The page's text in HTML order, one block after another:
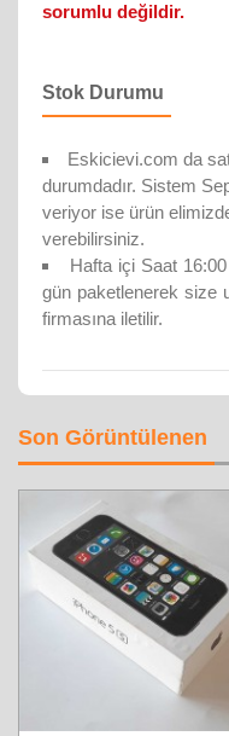
sorumlu değildir.
Stok Durumu
Eskicievi.com da
durumdadır. Sistem
veriyor ise ürün
verebilirsiniz.
Hafta içi Saat
gün paketlenerek size
firmasına iletilir.
Son Görüntülenen